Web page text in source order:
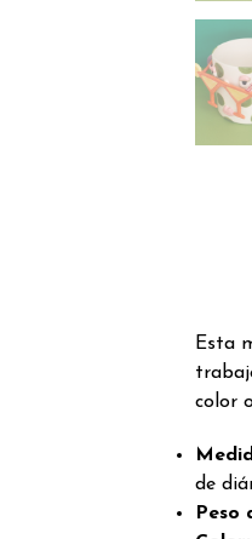
Esta
color
de
Peso